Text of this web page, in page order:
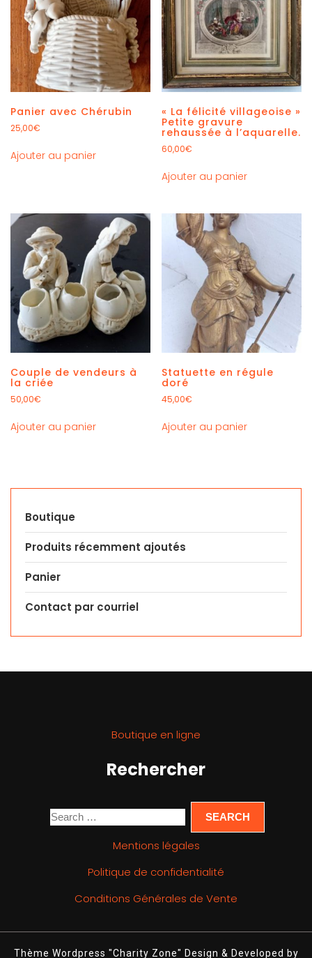
Panier avec Chérubin
25,00€
Ajouter au panier
« La félicité villageoise »
Petite gravure
rehaussée à l’aquarelle.
60,00€
Ajouter au panier
Couple de vendeurs à
la criée
50,00€
Ajouter au panier
Statuette en régule
doré
45,00€
Ajouter au panier
Boutique
Produits récemment ajoutés
Panier
Contact par courriel
Boutique en ligne
Rechercher
Mentions légales
Politique de confidentialité
Conditions Générales de Vente
Thème Wordpress "Charity Zone" Design & Developed by